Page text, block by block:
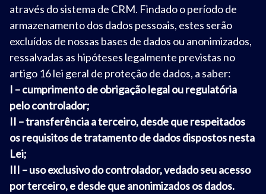
através do sistema de CRM. Findado o período de
armazenamento dos dados pessoais, estes serão
excluídos de nossas bases de dados ou anonimizados,
ressalvadas as hipóteses legalmente previstas no
artigo 16 lei geral de proteção de dados, a saber:
I – cumprimento de obrigação legal ou regulatória
pelo controlador;
II – transferência a terceiro, desde que respeitados
os requisitos de tratamento de dados dispostos nesta
Lei;
III – uso exclusivo do controlador, vedado seu acesso
por terceiro, e desde que anonimizados os dados.